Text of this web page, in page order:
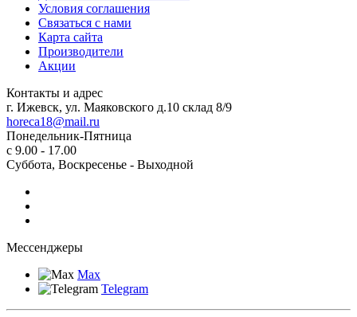
Условия соглашения
Связаться с нами
Карта сайта
Производители
Акции
Контакты и адрес
г. Ижевск, ул. Маяковского д.10 склад 8/9
horeca18@mail.ru
Понедельник-Пятница
с 9.00 - 17.00
Суббота, Воскресенье - Выходной
Мессенджеры
Max
Telegram